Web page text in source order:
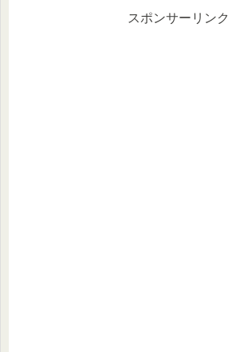
スポンサーリンク